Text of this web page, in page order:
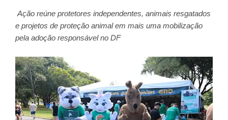
Ação reúne protetores independentes, animais resgatados
e projetos de proteção animal em mais uma mobilização
pela adoção responsável no DF